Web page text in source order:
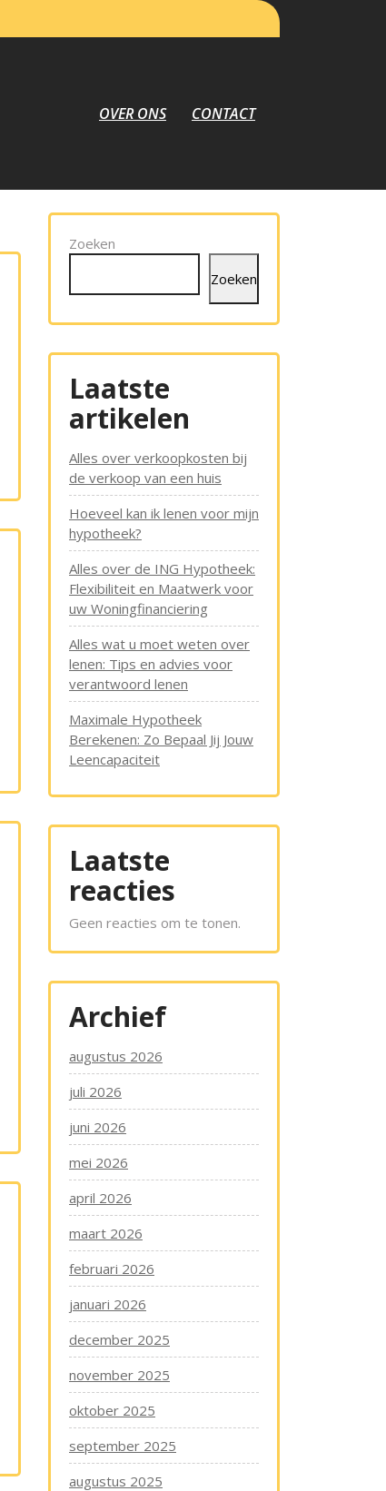
OVER ONS CONTACT
Zoeken
Zoeken
Laatste
artikelen
Alles over verkoopkosten bij
de verkoop van een huis
Hoeveel kan ik lenen voor mijn
hypotheek?
Alles over de ING Hypotheek:
Flexibiliteit en Maatwerk voor
uw Woningfinanciering
Alles wat u moet weten over
lenen: Tips en advies voor
verantwoord lenen
Maximale Hypotheek
Berekenen: Zo Bepaal Jij Jouw
Leencapaciteit
Laatste
reacties
Geen reacties om te tonen.
Archief
augustus 2026
juli 2026
juni 2026
mei 2026
april 2026
maart 2026
februari 2026
januari 2026
december 2025
november 2025
oktober 2025
september 2025
augustus 2025